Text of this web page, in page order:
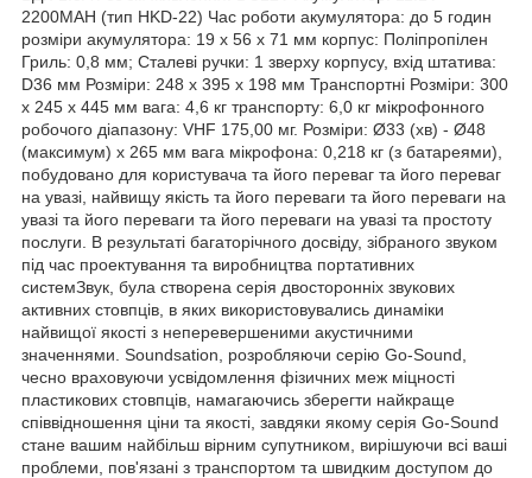
2200MAH (тип HKD-22) Час роботи акумулятора: до 5 годин
розміри акумулятора: 19 х 56 х 71 мм корпус: Поліпропілен
Гриль: 0,8 мм; Сталеві ручки: 1 зверху корпусу, вхід штатива:
D36 мм Розміри: 248 х 395 х 198 мм Транспортні Розміри: 300
x 245 x 445 мм вага: 4,6 кг транспорту: 6,0 кг мікрофонного
робочого діапазону: VHF 175,00 мг. Розміри: Ø33 (хв) - Ø48
(максимум) x 265 мм вага мікрофона: 0,218 кг (з батареями),
побудовано для користувача та його переваг та його переваг
на увазі, найвищу якість та його переваги та його переваги на
увазі та його переваги та його переваги на увазі та простоту
послуги. В результаті багаторічного досвіду, зібраного звуком
під час проектування та виробництва портативних
системЗвук, була створена серія двосторонніх звукових
активних стовпців, в яких використовувались динаміки
найвищої якості з неперевершеними акустичними
значеннями. Soundsation, розробляючи серію Go-Sound,
чесно враховуючи усвідомлення фізичних меж міцності
пластикових стовпців, намагаючись зберегти найкраще
співвідношення ціни та якості, завдяки якому серія Go-Sound
стане вашим найбільш вірним супутником, вирішуючи всі ваші
проблеми, пов'язані з транспортом та швидким доступом до